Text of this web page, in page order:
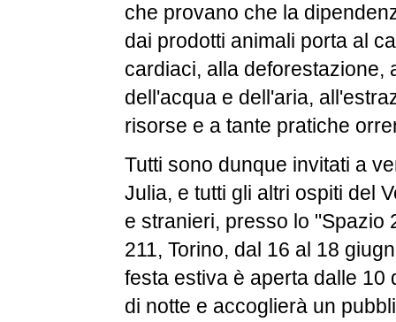
che provano che la
dai prodotti animali porta al
cardiaci, alla deforestazione,
dell'acqua e dell'aria,
risorse e a tante pratiche
Tutti sono dunque invitati a
Julia, e tutti gli altri ospiti del
e stranieri, presso lo "Spazio
211, Torino, dal 16 al 18
festa estiva è aperta dalle 10
di notte e accoglierà un